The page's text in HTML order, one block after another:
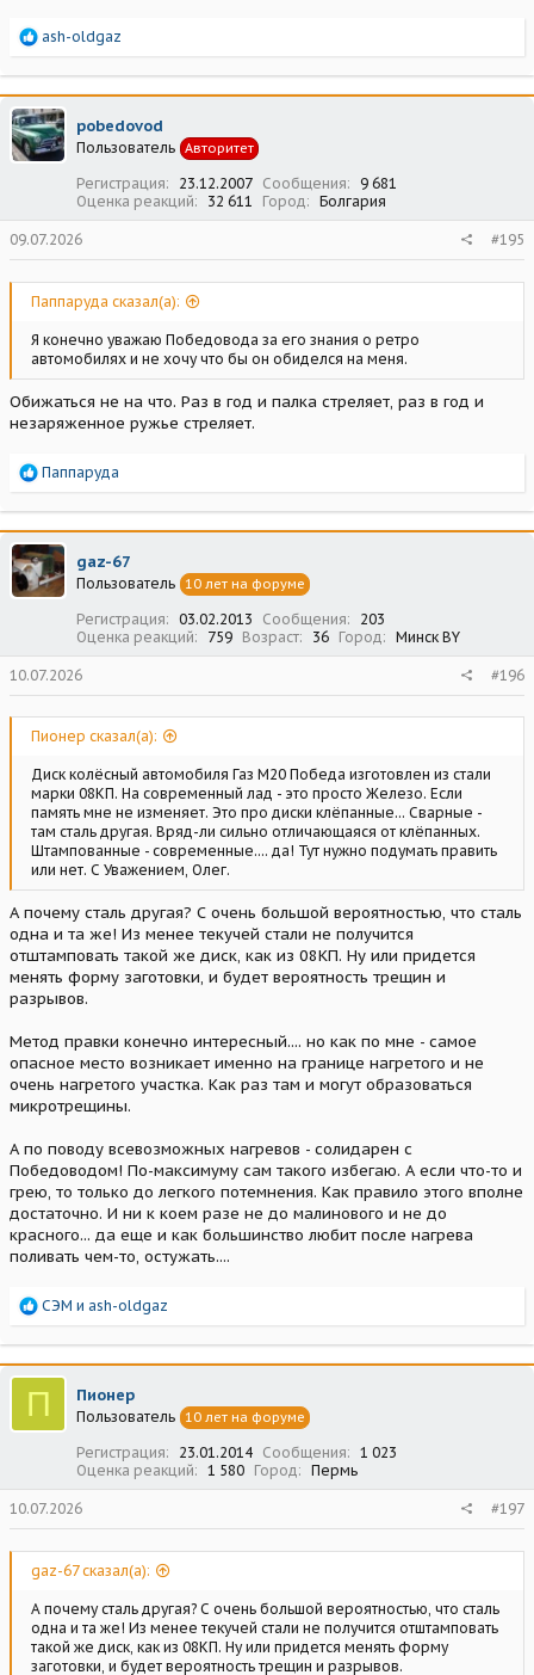
Р
а
к
ц
и
и
ash-oldgaz
pobedovod
Пользователь Авторитет
Регистрация 23.12.2007 Сообщения
9 681
Оценка реакций
32 611 Город Болгария
09.07.2026 #195
Паппаруда сказал(а):
Я конечно уважаю Победовода за его знания о ретро
автомобилях и не хочу что бы он обиделся на меня.
Обижаться не на что. Раз в год и палка стреляет, раз в год и
незаряженное ружье стреляет.
Р
а
к
ц
и
и
Паппаруда
gaz-67
Пользователь 10 лет на форуме
Регистрация 03.02.2013 Сообщения
203
Оценка реакций
759 Возраст 36 Город Минск BY
10.07.2026 #196
Пионер сказал(а):
Диск колёсный автомобиля Газ М20 Победа изготовлен из стали
марки 08КП. На современный лад - это просто Железо. Если
память мне не изменяет. Это про диски клёпанные... Сварные -
там сталь другая. Вряд-ли сильно отличающаяся от клёпанных.
Штампованные - современные.... да! Тут нужно подумать править
или нет. С Уважением, Олег.
А почему сталь другая? С очень большой вероятностью, что сталь
одна и та же! Из менее текучей стали не получится
отштамповать такой же диск, как из 08КП. Ну или придется
менять форму заготовки, и будет вероятность трещин и
разрывов.
Метод правки конечно интересный.... но как по мне - самое
опасное место возникает именно на границе нагретого и не
очень нагретого участка. Как раз там и могут образоваться
микротрещины.
А по поводу всевозможных нагревов - солидарен с
Победоводом! По-максимуму сам такого избегаю. А если что-то и
грею, то только до легкого потемнения. Как правило этого вполне
достаточно. И ни к коем разе не до малинового и не до
красного... да еще и как большинство любит после нагрева
поливать чем-то, остужать....
Р
а
к
ц
и
и
СЭМ и ash-oldgaz
П Пионер
Пользователь 10 лет на форуме
Регистрация 23.01.2014 Сообщения
1 023
Оценка реакций
1 580 Город Пермь
10.07.2026 #197
gaz-67 сказал(а):
А почему сталь другая? С очень большой вероятностью, что сталь
одна и та же! Из менее текучей стали не получится отштамповать
такой же диск, как из 08КП. Ну или придется менять форму
заготовки, и будет вероятность трещин и разрывов.